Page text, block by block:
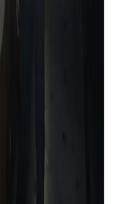
não menos
uma forma de
alguns deles eram
ótimo jogo de
pensa!